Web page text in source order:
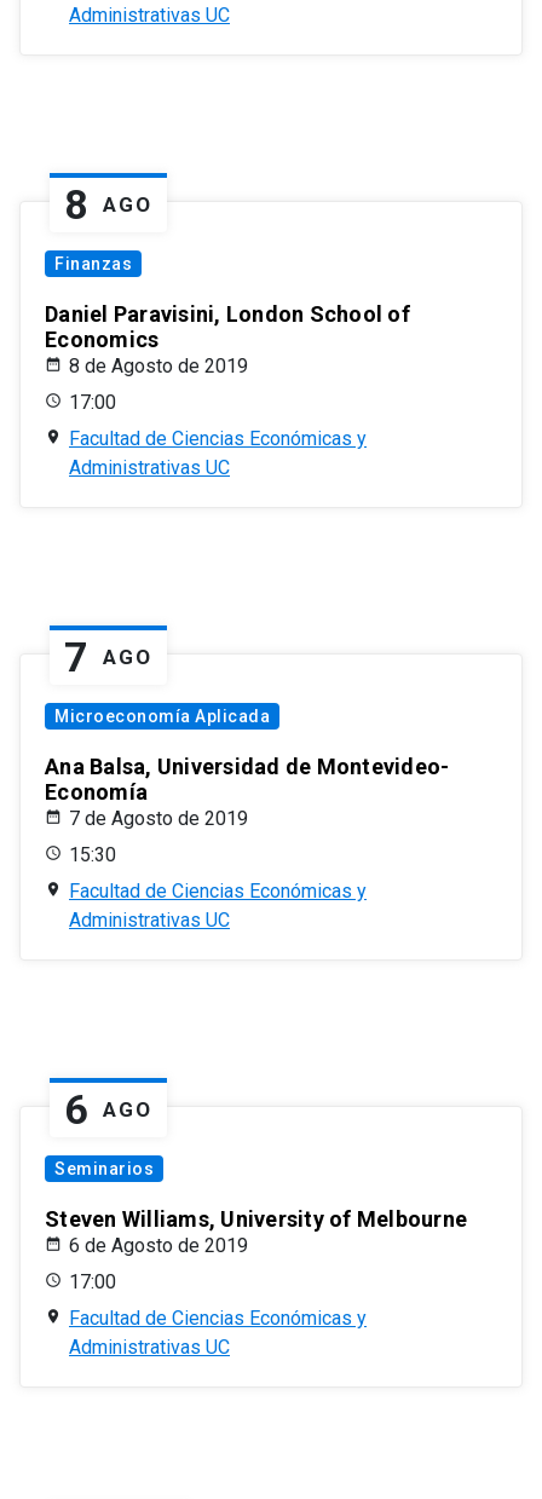
Administrativas UC
8 AGO
Finanzas
Daniel Paravisini, London School of
Economics
8 de Agosto de 2019
17:00
Facultad de Ciencias Económicas y
Administrativas UC
7 AGO
Microeconomía Aplicada
Ana Balsa, Universidad de Montevideo-
Economía
7 de Agosto de 2019
15:30
Facultad de Ciencias Económicas y
Administrativas UC
6 AGO
Seminarios
Steven Williams, University of Melbourne
6 de Agosto de 2019
17:00
Facultad de Ciencias Económicas y
Administrativas UC